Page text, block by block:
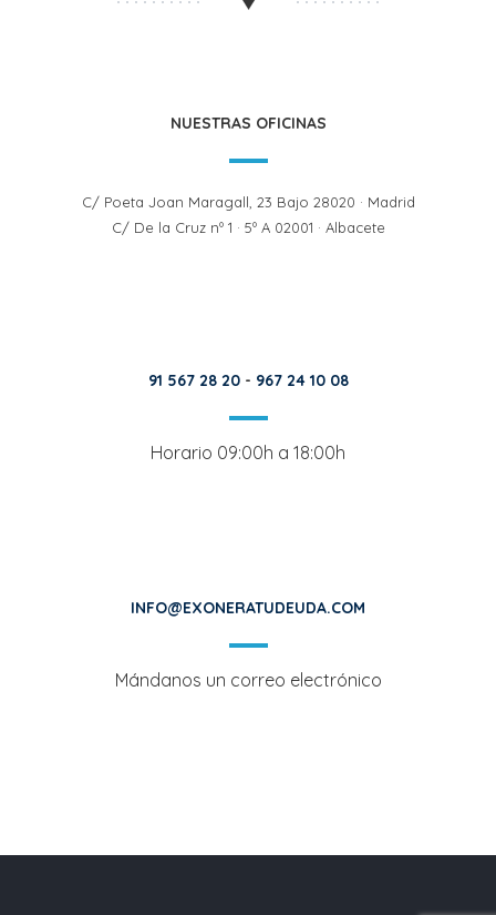
NUESTRAS OFICINAS
C/ Poeta Joan Maragall, 23 Bajo 28020 · Madrid
C/ De la Cruz nº 1 · 5º A 02001 · Albacete
91 567 28 20- 967 24 10 08
Horario 09:00h a 18:00h
INFO@EXONERATUDEUDA.COM
Mándanos un correo electrónico